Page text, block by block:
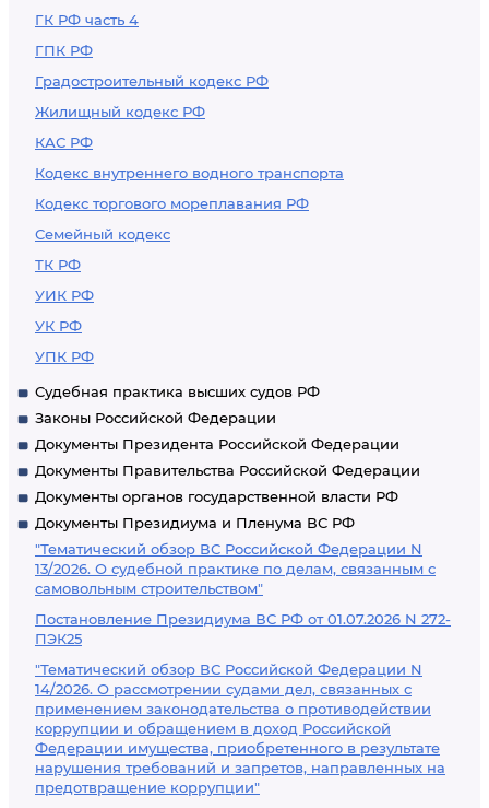
ГК РФ часть 4
ГПК РФ
Градостроительный кодекс РФ
Жилищный кодекс РФ
КАС РФ
Кодекс внутреннего водного транспорта
Кодекс торгового мореплавания РФ
Семейный кодекс
ТК РФ
УИК РФ
УК РФ
УПК РФ
Судебная практика высших судов РФ
Законы Российской Федерации
Документы Президента Российской Федерации
Документы Правительства Российской Федерации
Документы органов государственной власти РФ
Документы Президиума и Пленума ВС РФ
"Тематический обзор ВС Российской Федерации N
13/2026. О судебной практике по делам, связанным с
самовольным строительством"
Постановление Президиума ВС РФ от 01.07.2026 N 272-
ПЭК25
"Тематический обзор ВС Российской Федерации N
14/2026. О рассмотрении судами дел, связанных с
применением законодательства о противодействии
коррупции и обращением в доход Российской
Федерации имущества, приобретенного в результате
нарушения требований и запретов, направленных на
предотвращение коррупции"